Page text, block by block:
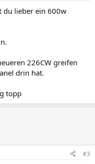
du lieber ein 600w
226CW greifen
drin hat.
topp
#3